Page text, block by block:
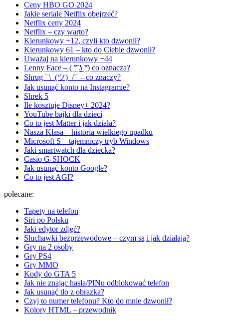
Ceny HBO GO 2024
Jakie seriale Netflix obejrzeć?
Netflix ceny 2024
Netflix – czy warto?
Kierunkowy +12, czyli kto dzwonił?
Kierunkowy 61 – kto do Ciebie dzwonił?
Uważaj na kierunkowy +44
Lenny Face – ( ͡° ͜ʖ ͡°) co oznacza?
Shrug ¯\_(ツ)_/¯ – co znaczy?
Jak usunąć konto na Instagramie?
Shrek 5
Ile kosztuje Disney+ 2024?
YouTube bajki dla dzieci
Co to jest Matter i jak działa?
Nasza Klasa – historia wielkiego upadku
Microsoft S – tajemniczy tryb Windows
Jaki smartwatch dla dziecka?
Casio G-SHOCK
Jak usunąć konto Google?
Co to jest AGI?
polecane:
Tapety na telefon
Siri po Polsku
Jaki edytor zdjęć?
Słuchawki bezprzewodowe – czym są i jak działają?
Gry na 2 osoby
Gry PS4
Gry MMO
Kody do GTA 5
Jak nie znając hasła/PINu odblokować telefon
Jak usunąć tło z obrazka?
Czyj to numer telefonu? Kto do mnie dzwonił?
Kolory HTML – przewodnik